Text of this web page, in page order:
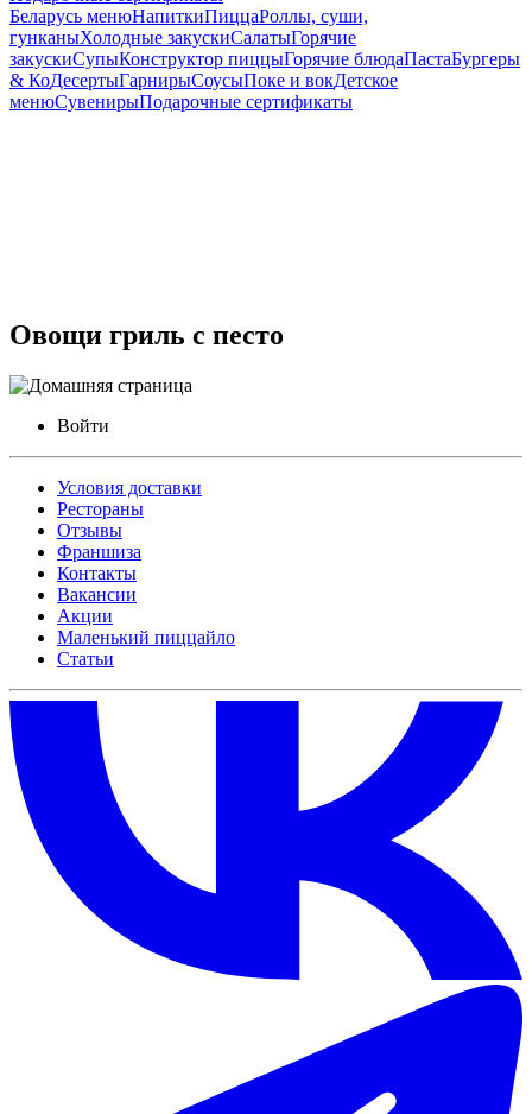
Беларусь менюНапиткиПиццаРоллы, суши,
гунканыХолодные закускиСалатыГорячие
закускиСупыКонструктор пиццыГорячие блюдаПастаБургеры
& КоДесертыГарнирыСоусыПоке и вокДетское
менюСувенирыПодарочные сертификаты
Овощи гриль с песто
Войти
Условия доставки
Рестораны
Отзывы
Франшиза
Контакты
Вакансии
Акции
Маленький пиццайло
Статьи